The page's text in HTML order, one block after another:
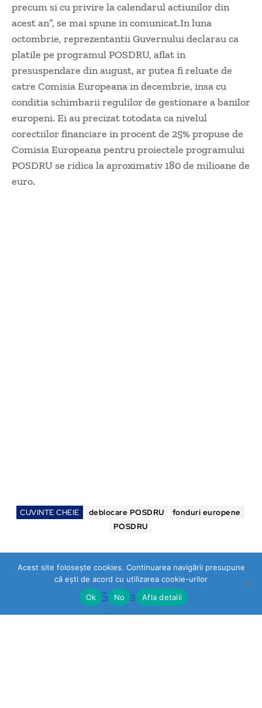
precum si cu privire la calendarul actiunilor din
acest an”, se mai spune in comunicat.In luna
octombrie, reprezentantii Guvernului declarau ca
platile pe programul POSDRU, aflat in
presuspendare din august, ar putea fi reluate de
catre Comisia Europeana in decembrie, insa cu
conditia schimbarii regulilor de gestionare a banilor
europeni. Ei au precizat totodata ca nivelul
corectiilor financiare in procent de 25% propuse de
Comisia Europeana pentru proiectele programului
POSDRU se ridica la aproximativ 180 de milioane de
euro.
CUVINTE CHEIE deblocare POSDRU
fonduri europene
POSDRU
Stirea Zilei
https://stireazilei.com
Acest site folosește cookies. Continuarea navigării presupune
că ești de acord cu utilizarea cookie-urilor
Ok
No Afla detalii